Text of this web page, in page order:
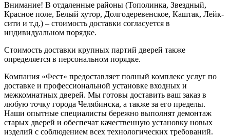
Внимание! В отдаленные районы (Тополинка, Звездный,
Красное поле, Белый хутор, Долгодеревенское, Каштак, Лейк-
сити и т.д.) – стоимость доставки согласуется в
индивидуальном порядке.
Стоимость доставки крупных партий дверей также
определяется в персональном порядке.
Компания «Фест» предоставляет полный комплекс услуг по
доставке и профессиональной установке входных и
межкомнатных дверей. Мы готовы доставить ваш заказ в
любую точку города Челябинска, а также за его пределы.
Наши опытные специалисты бережно выполнят демонтаж
старых дверей и обеспечат качественную установку новых
изделий с соблюдением всех технологических требований.